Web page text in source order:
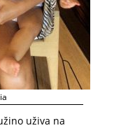
uživa na